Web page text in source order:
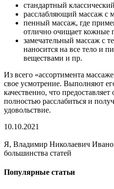
стандартный
расслабляющий массаж с
пенный массаж, где
отлично очищает кожные
замечательный массаж с
наносится на все тело и
веществами и пр.
Из всего «ассортимента
свое усмотрение. Выполняют
качественно, что предоставляет
полностью расслабиться и
удовольствие.
10.10.2021
Я, Владимир Николаевич
большинства статей
Популярные статьи